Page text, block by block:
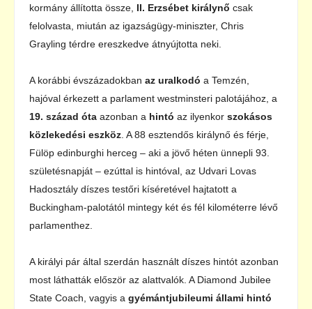
kormány állította össze, II. Erzsébet királynő csak
felolvasta, miután az igazságügy-miniszter, Chris
Grayling térdre ereszkedve átnyújtotta neki.
A korábbi évszázadokban az uralkodó a Temzén,
hajóval érkezett a parlament westminsteri palotájához, a
19. század óta azonban a hintó az ilyenkor szokásos
közlekedési eszköz . A 88 esztendős királynő és férje,
Fülöp edinburghi herceg – aki a jövő héten ünnepli 93.
születésnapját – ezúttal is hintóval, az Udvari Lovas
Hadosztály díszes testőri kíséretével hajtatott a
Buckingham-palotától mintegy két és fél kilométerre lévő
parlamenthez.
A királyi pár által szerdán használt díszes hintót azonban
most láthatták először az alattvalók. A Diamond Jubilee
State Coach, vagyis a gyémántjubileumi állami hintó